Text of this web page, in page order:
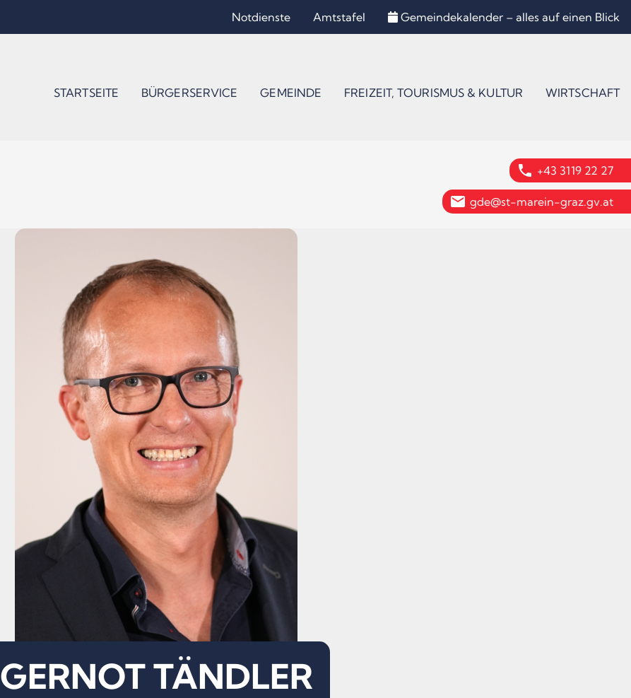
Notdienste Amtstafel Gemeindekalender – alles auf einen Blick
STARTSEITE BÜRGERSERVICE GEMEINDE FREIZEIT, TOURISMUS & KULTUR WIRTSCHAFT
phone +43 3119 22 27
email gde@st-marein-graz.gv.at
GERNOT TÄNDLER